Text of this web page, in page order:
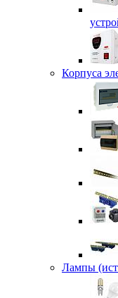
Корпуса
Лампы